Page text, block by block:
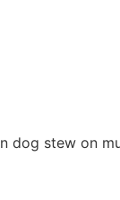
dog stew on